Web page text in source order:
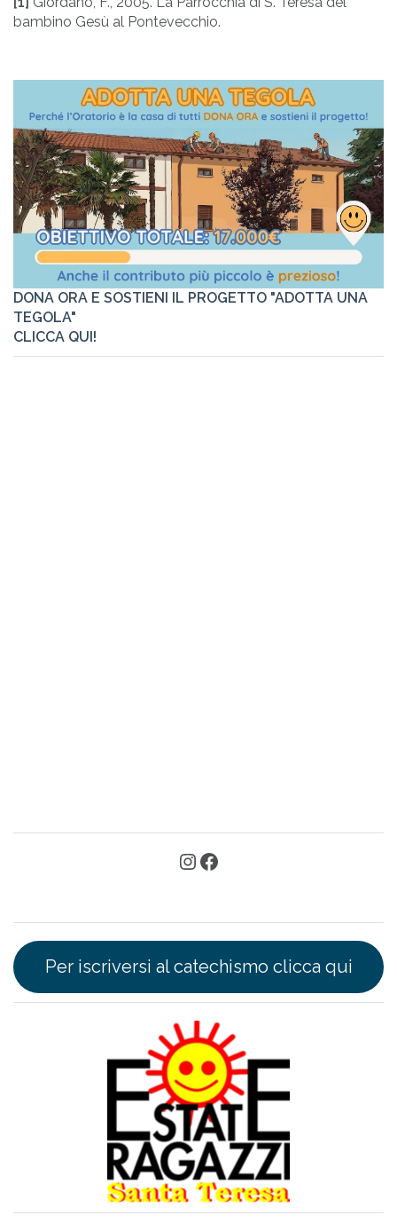
bambino Gesù al Pontevecchio.
DONA ORA E SOSTIENI IL PROGETTO "ADOTTA UNA
TEGOLA"
CLICCA QUI!
Per iscriversi al catechismo clicca qui